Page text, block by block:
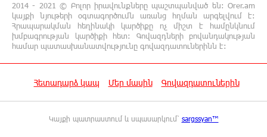
«ՀայաՔվեն» կանգնած է Հայ առաքելական
եկեղեցու պաշտպանության առաջնագծում.
մաս 2
16:26:52 7-08-2026
«ՀայաՔվեն» կանգնած է Հայ առաքելական
16:17:55 7-08-2026
2014 - 2021 © Բոլոր իրավունքները պաշտպանված են: Orer.am
կայքի նյութերի օգտագործումն առանց հղման արգելվում է:
Հրապարակման հեղինակի կարծիքը ոչ միշտ է համընկնում
խմբագրության կարծիքի հետ: Գովազդների բովանդակության
համար պատասխանատվությունը գովազդատուներինն է:
Հետադարձ կապ Մեր մասին Գովազդատուներին
Կայքի պատրաստում և սպասարկում՝ sargssyan™